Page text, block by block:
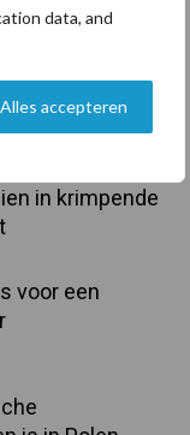
data, and
Alles accepteren
voor
in krimpende
voor een